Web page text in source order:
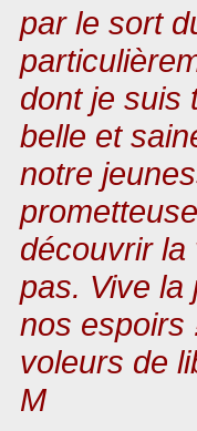
par le sort
dont je suis
belle et
notre
découvrir
pas. Vive la
nos espoirs
voleurs de
M